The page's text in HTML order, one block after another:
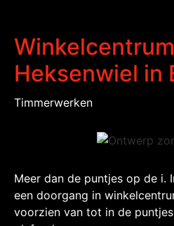
Heksenwiel in
Timmerwerken
Meer dan de puntjes op de i.
een doorgang in
voorzien van tot in de